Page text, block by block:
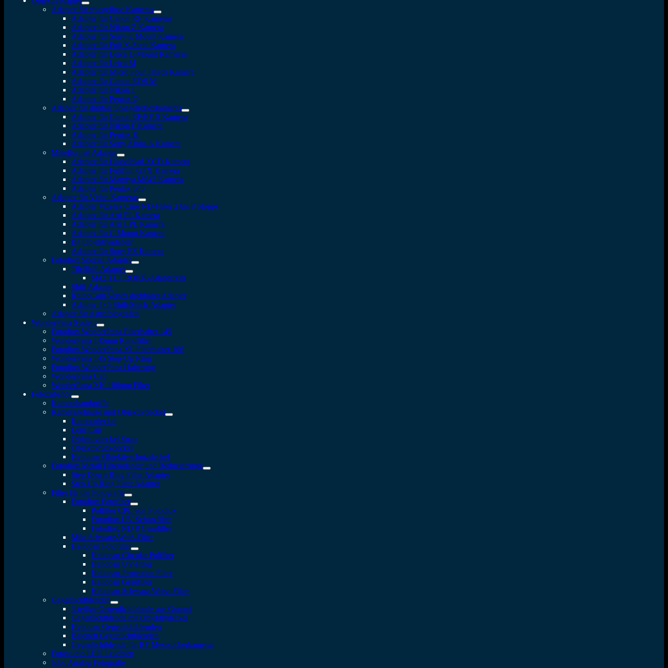
Adapter für spiegellose Kameras
Adapter für Canon RF Kameras
Adapter für Nikon Z Kamera
Adapter für Sony-E Mount Kamera
Adapter für Fuji X-Serie Kamera
Adapter für Leica L-Mount Kameras
Adapter für Leica M
Adapter für Micro Four Thirds Kamera
Adapter für Canon EOS M
Adapter für Nikon 1
Adapter für Pentax Q
Adapter für digitale Spiegelreflexkameras
Adapter für Canon EF/EF-S Kamera
Adapter für Nikon F Kamera
Adapter für Pentax K
Adapter für Sony Alpha A Kamera
Mittelformat Adapter
Adapter für Hasselblad XCD Kamera
Adapter für Fujifilm GFX Kamera
Adapter für Mamiya M645 Kamera
Adapter für Pentax 645
Adapter für Video Kameras
Adapter Vizelex Cine ND-Filter 2 bis 8 Stopps
Adapter für Arri PL Kamera
Adapter für Arri LPL Kamera
Adapter für C Mount Kamera
B4 Objektivadapter
Adapter für Sony FZ Kamera
Fotodiox Spezial Adapter
Tilt/Shift Adapter
M42 TLT ROKR-Adapterkits
Shift Adapter
RhinoCam Vertex drehbarer Adapter
Adapter 4×5 Shift/Stitch-Adapter
Adapter für Astrofotografen
WonderPana System
Fotodiox WonderPana Filterhalter 145
WonderPana 145mm Rundfilter
Fotodiox WonderPana XL Filterhalter 186
WonderPana 145 Step-Up Ring
Fotodiox WonderPana Halterung
WonderPana Cap
WonderPana XK 186mm Filter
Fotozubehör
Kamerahandgriffe
Kameragehäuse und Objektivdeckel
Kameradeckel
Lens Cap
Objektivdeckel Snap
Objektivrückdeckel
Heliopan Objektivschutzdeckel
Fotodiox Metall Filteradapter und Reduzierringe
Step Down Ring Filter Adapter
Step Up Ring Filter Adapter
Filter für die Fotografie
Fotodiox Fotofilter
Polfilter CPL von Fotodiox
Fotodiox UV Schutzfilter
Fotodiox ND 8 Graufilter
Milo Schwarz-Weiß-Filter
Heliopan Fotofilter
Heliopan Circular Polfilter
Heliopan UV-Filter
Heliopan-Protection Filter
Heliopan Graufilter
Heliopan Schwarz-Weiss-Filter
Gegenlichtblenden
3-teilige Gegenlichtblende aus Gummi
Gegenlichtblende mit Objektivdeckel
Heliopan Gegenlichtblenden
Bajonett Gegenlichtblenden
Gegenlichtblende für RF Messsucherkameras
Fotostudio LED Leuchten
Jobo Analog Fotografie